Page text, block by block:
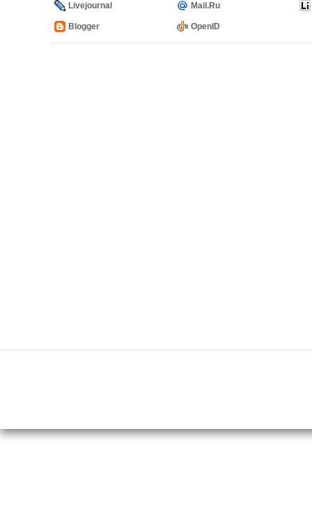
Livejournal Mail.Ru
Blogger OpenID